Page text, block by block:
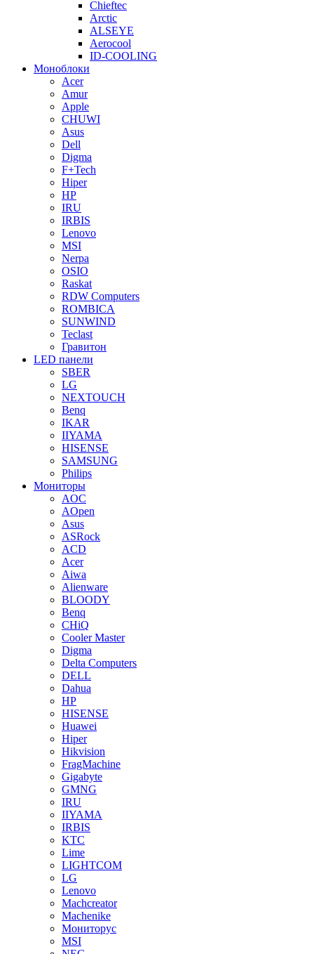
Chieftec
Arctic
ALSEYE
Aerocool
ID-COOLING
Моноблоки
Acer
Amur
Apple
CHUWI
Asus
Dell
Digma
F+Tech
Hiper
HP
IRU
IRBIS
Lenovo
MSI
Nerpa
OSIO
Raskat
RDW Computers
ROMBICA
SUNWIND
Teclast
Гравитон
LED панели
SBER
LG
NEXTOUCH
Benq
IKAR
IIYAMA
HISENSE
SAMSUNG
Philips
Мониторы
AOC
AOpen
Asus
ASRock
ACD
Acer
Aiwa
Alienware
BLOODY
Benq
CHiQ
Cooler Master
Digma
Delta Computers
DELL
Dahua
HP
HISENSE
Huawei
Hiper
Hikvision
FragMachine
Gigabyte
GMNG
IRU
IIYAMA
IRBIS
KTC
Lime
LIGHTCOM
LG
Lenovo
Machcreator
Machenike
Мониторус
MSI